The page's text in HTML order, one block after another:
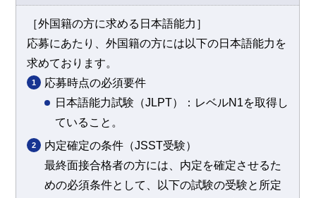
［外国籍の方に求める日本語能力］
応募にあたり、外国籍の方には以下の日本語能力を
求めております。
応募時点の必須要件
日本語能力試験（JLPT）：レベルN1を取得し
ていること。
内定確定の条件（JSST受験）
最終面接合格者の方には、内定を確定させるた
めの必須条件として、以下の試験の受験と所定